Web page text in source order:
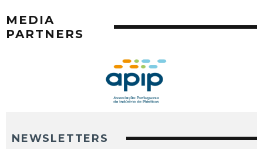
MEDIA
PARTNERS
NEWSLETTERS